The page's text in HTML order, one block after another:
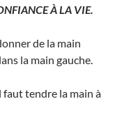
À LA VIE.
de la main
la main gauche.
faut tendre la main à